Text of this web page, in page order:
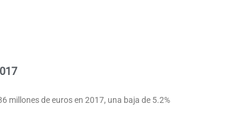
millones de euros en 2017, una baja de 5.2%